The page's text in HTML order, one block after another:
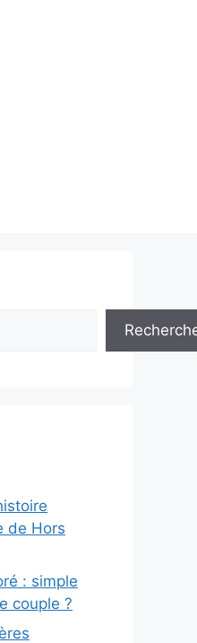
de Hors
: simple
couple ?